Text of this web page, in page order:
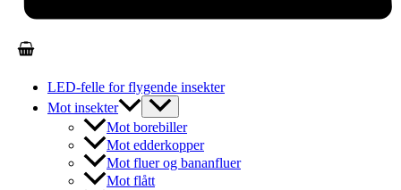
LED-felle for flygende insekter
Mot insekter
Mot borebiller
Mot edderkopper
Mot fluer og bananfluer
Mot flått